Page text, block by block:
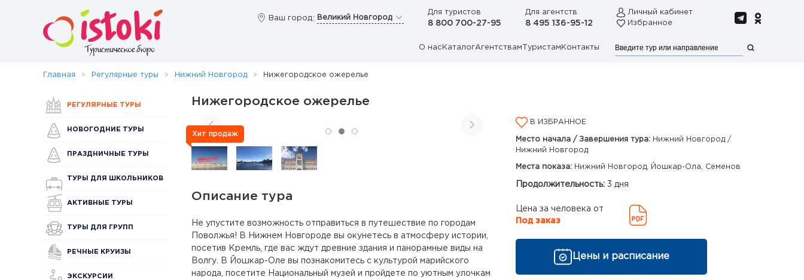
Ваш город: Великий Новгород
Для туристов
8 800 700-27-95
Для агентств
8 495 136-95-12
Личный кабинет
Избранное
О нас КаталогАгентствам Туристам Контакты
Главная Регулярные туры Нижний Новгород Нижегородское ожерелье
Нижегородское ожерелье
Хит продаж
Описание тура
Не упустите возможность отправиться в путешествие по городам
Поволжья! В Нижнем Новгороде вы окунетесь в атмосферу истории,
посетив Кремль, где вас ждут древние здания и панорамные виды на
Волгу. В Йошкар-Оле вы познакомитесь с культурой марийского
народа, посетите Национальный музей и пройдете по уютным улочкам
В ИЗБРАННОЕ
Место начала / Завершения тура: Нижний Новгород /
Нижний Новгород
Места показа: Нижний Новгород, Йошкар-Ола, Семенов
Продолжительность: 3 дня
Цена за человека от
Под заказ
Цены и расписание
РЕГУЛЯРНЫЕ ТУРЫ
НОВОГОДНИЕ ТУРЫ
ПРАЗДНИЧНЫЕ ТУРЫ
ТУРЫ ДЛЯ ШКОЛЬНИКОВ
АКТИВНЫЕ ТУРЫ
ТУРЫ ДЛЯ ГРУПП
РЕЧНЫЕ КРУИЗЫ
ЭКСКУРСИИ